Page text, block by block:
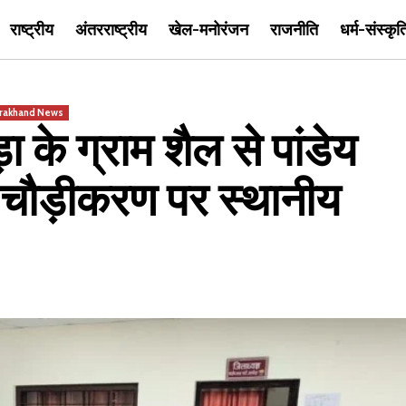
राष्ट्रीय अंतरराष्ट्रीय खेल-मनोरंजन राजनीति धर्म-
News
के ग्राम शैल से पांडेय
पर स्थानीय